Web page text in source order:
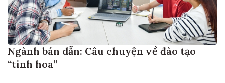
Ngành bán dẫn: Câu chuyện về đào tạo
“tinh hoa”